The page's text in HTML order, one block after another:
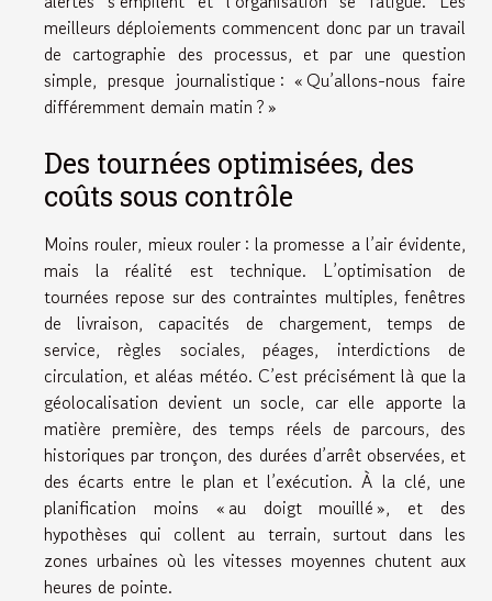
meilleurs déploiements commencent donc par un travail
de cartographie des processus, et par une question
simple, presque journalistique : « Qu’allons-nous faire
différemment demain matin ? »
Des tournées optimisées, des
coûts sous contrôle
Moins rouler, mieux rouler : la promesse a l’air évidente,
mais la réalité est technique. L’optimisation de
tournées repose sur des contraintes multiples, fenêtres
de livraison, capacités de chargement, temps de
service, règles sociales, péages, interdictions de
circulation, et aléas météo. C’est précisément là que la
géolocalisation devient un socle, car elle apporte la
matière première, des temps réels de parcours, des
historiques par tronçon, des durées d’arrêt observées, et
des écarts entre le plan et l’exécution. À la clé, une
planification moins « au doigt mouillé », et des
hypothèses qui collent au terrain, surtout dans les
zones urbaines où les vitesses moyennes chutent aux
heures de pointe.